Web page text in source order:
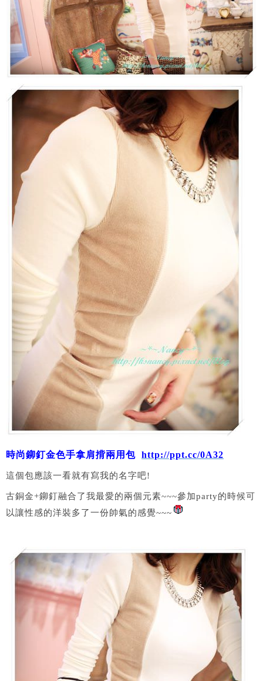
時尚鉚釘金色手拿肩揹兩用包 http://ppt.cc/0A32
這個包應該一看就有寫我的名字吧!
古銅金+鉚釘融合了我最愛的兩個元素~~~參加party的時候可
以讓性感的洋裝多了一份帥氣的感覺~~~